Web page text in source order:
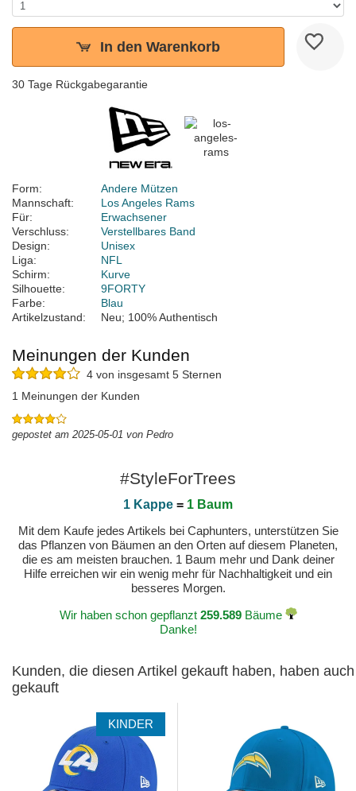
In den Warenkorb
30 Tage Rückgabegarantie
Form:
Andere Mützen
Mannschaft:
Los Angeles Rams
Für:
Erwachsener
Verschluss:
Verstellbares Band
Design:
Unisex
Liga:
NFL
Schirm:
Kurve
Silhouette:
9FORTY
Farbe:
Blau
Artikelzustand:
Neu; 100% Authentisch
Meinungen der Kunden
4 von insgesamt 5 Sternen
1 Meinungen der Kunden
gepostet am 2025-05-01 von Pedro
#StyleForTrees
1 Kappe = 1 Baum
Mit dem Kaufe jedes Artikels bei Caphunters, unterstützen Sie
das Pflanzen von Bäumen an den Orten auf diesem Planeten,
die es am meisten brauchen. 1 Baum mehr und Dank deiner
Hilfe erreichen wir ein wenig mehr für Nachhaltigkeit und ein
besseres Morgen.
Wir haben schon gepflanzt 259.589Bäume
Danke!
Kunden, die diesen Artikel gekauft haben, haben auch
gekauft
KINDER